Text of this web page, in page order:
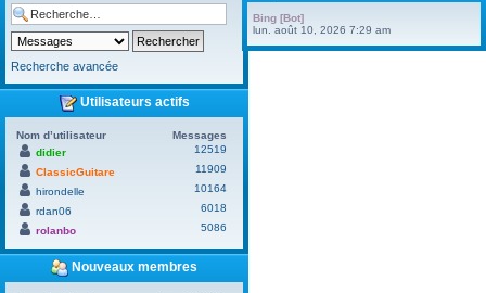
Recherche avancée
Utilisateurs actifs
Nom d’utilisateur
Messages
didier
12519
ClassicGuitare
11909
hirondelle
10164
rdan06
6018
rolanbo
5086
Nouveaux membres
Bing [Bot]
lun. août 10, 2026 7:29 am